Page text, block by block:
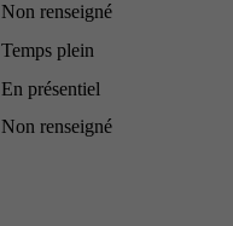
Non renseigné
Temps plein
En présentiel
Non renseigné